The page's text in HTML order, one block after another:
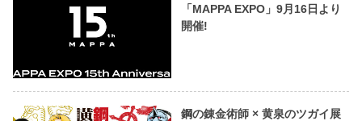
「MAPPA EXPO」9月16日より
開催!
鋼の錬金術師 × 黄泉のツガイ展